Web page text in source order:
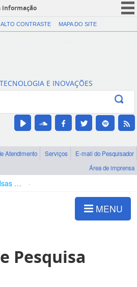
informação
CORONAVÍRUS (COVID-19)
Canais
ALTO CONTRASTE MAPA DO SITE
E INOVAÇÕES
Atendimento Serviços
E-mail do Pesquisador
Área de imprensa
Bolsas e Auxílios Vigentes
MENU
Pesquisa